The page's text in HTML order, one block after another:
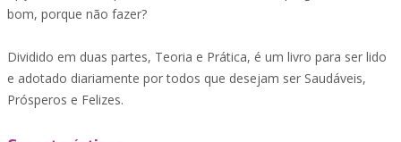
bom, porque não fazer?
Dividido em duas partes, Teoria e Prática, é um livro para ser lido
e adotado diariamente por todos que desejam ser Saudáveis,
Prósperos e Felizes.